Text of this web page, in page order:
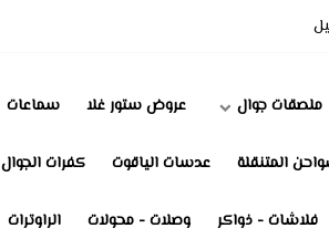
ملصقات جوال عروض ستور غلا سماعات
المتنقلة عدسات الياقوت كفرات الجوال
فلاشات - ذواكر وصلات - محولات الراوترات